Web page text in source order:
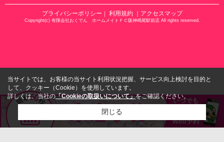
プライバシーポリシー ｜ 利用規約 ｜アクセスマップ
Copyright(c) 有限会社おくでん ホームメイトＦＣ阪神鳴尾駅前店 All rights reserved.
当サイトでは、お客様の当サイト利用状況把握、サービス向上検討を目的と
して、クッキー（Cookie）を使用しています。
詳しくは、当社の「Cookieの取扱いについて」をご確認ください。
閉じる